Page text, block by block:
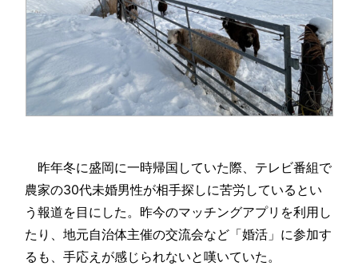
昨年冬に盛岡に一時帰国していた際、テレビ番組で
農家の30代未婚男性が相手探しに苦労しているとい
う報道を目にした。昨今のマッチングアプリを利用し
たり、地元自治体主催の交流会など「婚活」に参加す
るも、手応えが感じられないと嘆いていた。